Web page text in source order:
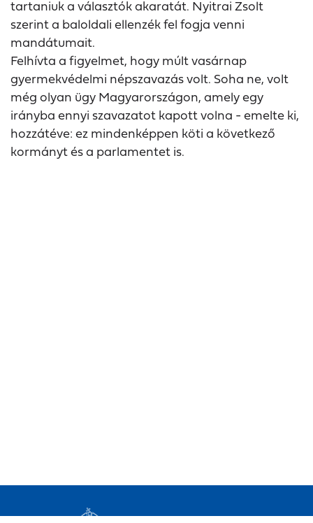
tartaniuk a választók akaratát. Nyitrai Zsolt
szerint a baloldali ellenzék fel fogja venni
mandátumait.
Felhívta a figyelmet, hogy múlt vasárnap
gyermekvédelmi népszavazás volt. Soha ne, volt
még olyan ügy Magyarországon, amely egy
irányba ennyi szavazatot kapott volna - emelte ki,
hozzátéve: ez mindenképpen köti a következő
kormányt és a parlamentet is.